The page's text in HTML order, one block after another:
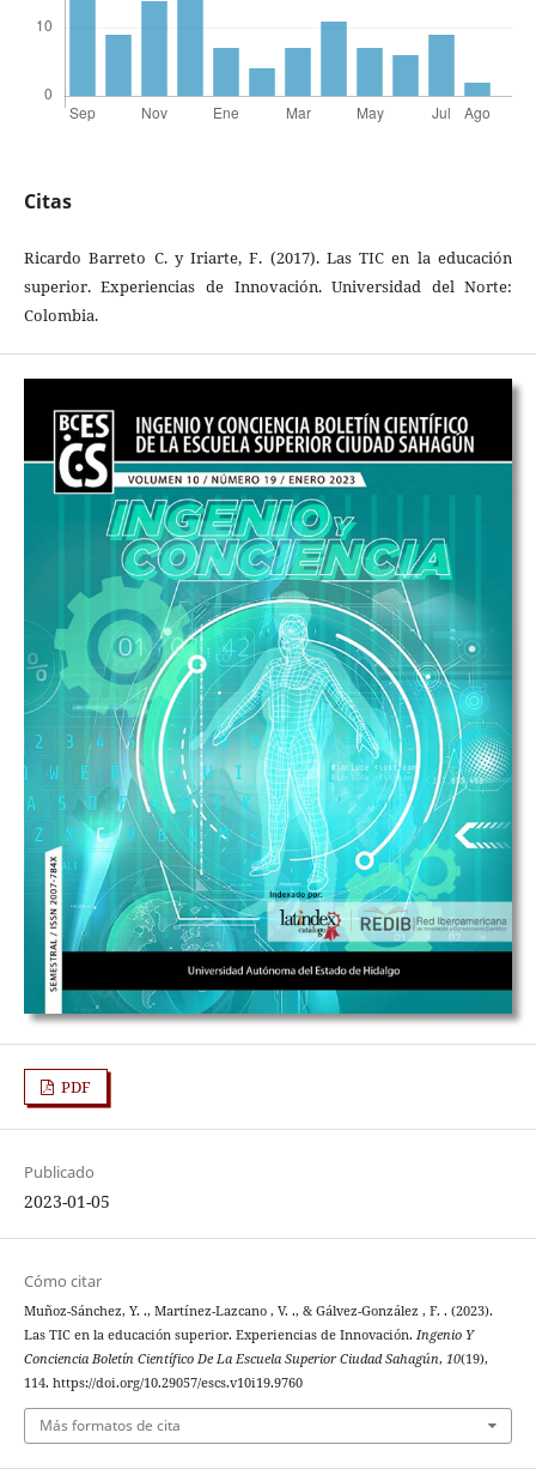
Citas
Ricardo Barreto C. y Iriarte, F. (2017). Las TIC en la educación
superior. Experiencias de Innovación. Universidad del Norte:
Colombia.
PDF
Publicado
2023-01-05
Cómo citar
Muñoz-Sánchez, Y. ., Martínez-Lazcano , V. ., & Gálvez-González , F. . (2023).
Las TIC en la educación superior. Experiencias de Innovación. Ingenio Y
Conciencia Boletín Científico De La Escuela Superior Ciudad Sahagún, 10(19),
114. https://doi.org/10.29057/escs.v10i19.9760
Más formatos de cita